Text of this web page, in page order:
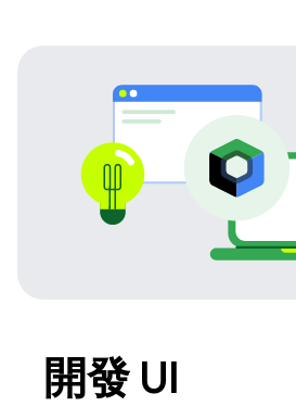
開發 UI